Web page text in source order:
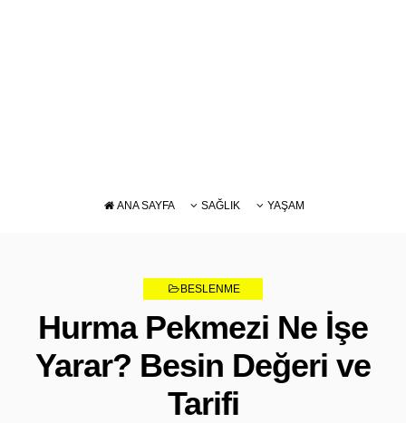
ANA SAYFA SAĞLIK YAŞAM
ZAYIFLAMA
BESLENME
Hurma Pekmezi Ne İşe
Yarar? Besin Değeri ve
Tarifi